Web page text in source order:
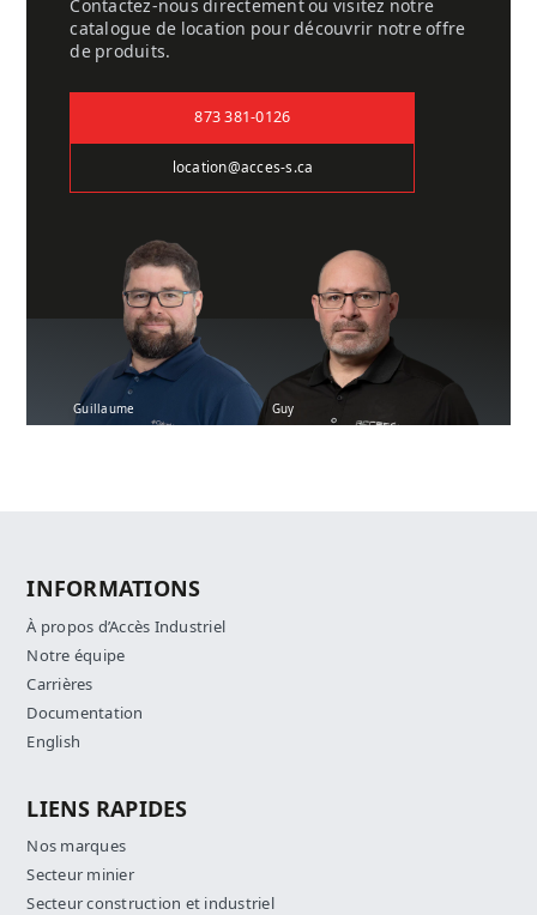
Contactez-nous directement ou visitez notre
catalogue de location pour découvrir notre offre
de produits.
873 381-0126
location@acces-s.ca
Guillaume Guy
INFORMATIONS
À propos d’Accès Industriel
Notre équipe
Carrières
Documentation
English
LIENS RAPIDES
Nos marques
Secteur minier
Secteur construction et industriel